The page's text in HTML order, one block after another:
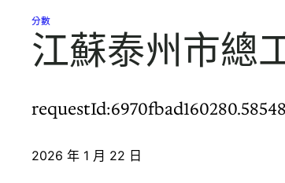
分數
江蘇泰州市總
2026 年 1 月 22 日